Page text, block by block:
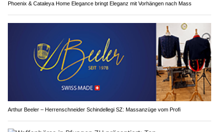
Phoenix & Cataleya Home Elegance bringt Eleganz mit Vorhängen nach Mass
Arthur Beeler – Herrenschneider Schindellegi SZ: Massanzüge vom Profi